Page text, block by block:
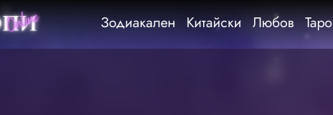
Зодиакален Китайски Любов Таро